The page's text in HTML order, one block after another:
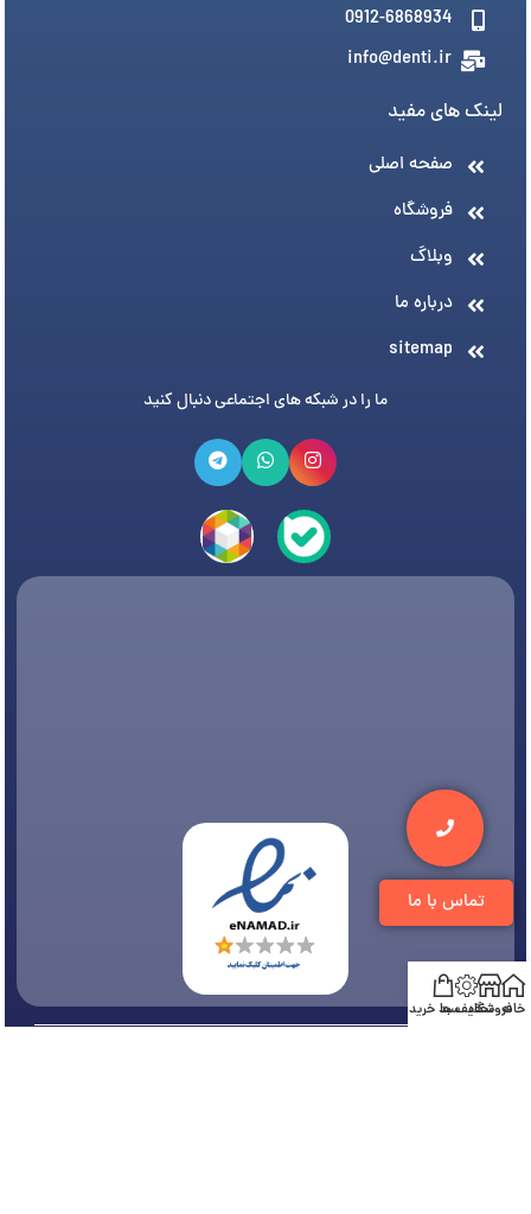
تماس با ما
0912-6868934
info@denti.ir
لینک های مفید
صفحه اصلی
فروشگاه
وبلاگ
درباره ما
sitemap
ما را در شبکه های اجتماعی دنبال کنید
خانهفروشگاه
تخفیف هاسبد خرید